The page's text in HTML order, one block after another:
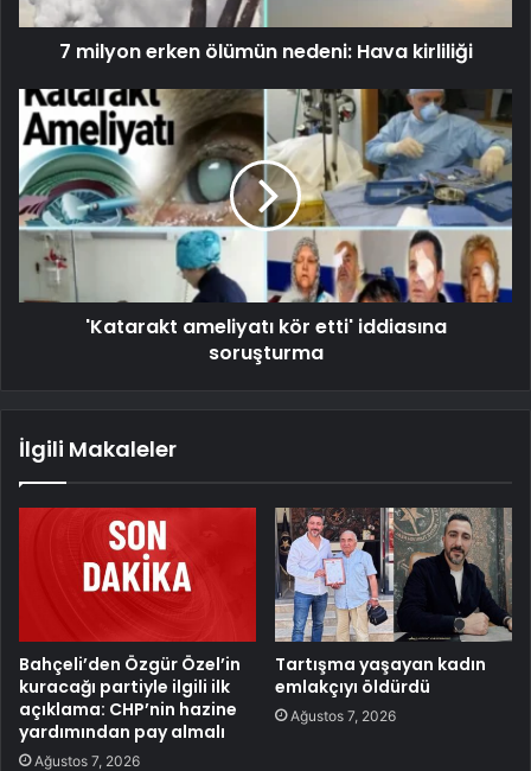
7 milyon erken ölümün nedeni: Hava kirliliği
'Katarakt ameliyatı kör etti' iddiasına
soruşturma
İlgili Makaleler
Bahçeli’den Özgür Özel’in
kuracağı partiyle ilgili ilk
açıklama: CHP’nin hazine
yardımından pay almalı
Ağustos 7, 2026
Tartışma yaşayan kadın
emlakçıyı öldürdü
Ağustos 7, 2026